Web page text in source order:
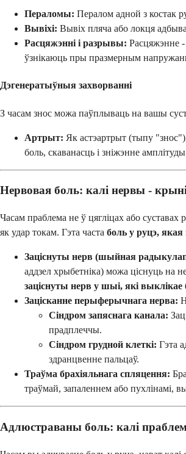
Пераломы: Пералом адной з костак
Вывіхі: Вывіх пляча або локця
Расцяжэнні і разрывы: Расцяжэнне -
ўзнікаюць пры празмерным
Дэгенератыўныя захворванні
З часам знос можа паўплываць на вашы
Артрыт: Як астэартрыт (тыпу
боль, скаванасць і зніжэнне
Нервовая боль: калі нервы -
Часам праблема не ў цягліцах або
як удар токам. Гэта часта боль у руцэ,
Заціснуты нерв (шыйная
аддзел хрыбетніка) можа ціснуць на
заціснуты нерв у шыі, які выклікае
Зацісканне перыферычнага нерва:
Сіндром запяснага канала:
прадплеччы.
Сіндром грудной клеткі: Гэта
здранцвенне пальцаў.
Траўма брахіяльнага спляцення:
траўмай, запаленнем або пухлінамі,
Адлюстраваны боль: калі